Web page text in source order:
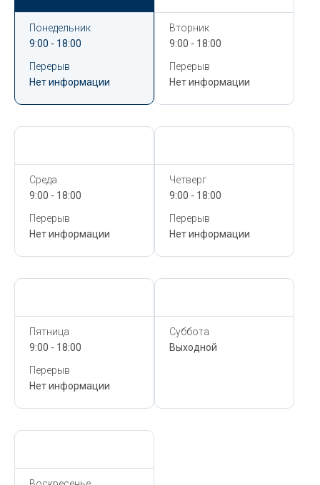
Понедельник
9:00 - 18:00
Перерыв
Нет информации
Вторник
9:00 - 18:00
Перерыв
Нет информации
Среда
9:00 - 18:00
Перерыв
Нет информации
Четверг
9:00 - 18:00
Перерыв
Нет информации
Пятница
9:00 - 18:00
Перерыв
Нет информации
Суббота
Выходной